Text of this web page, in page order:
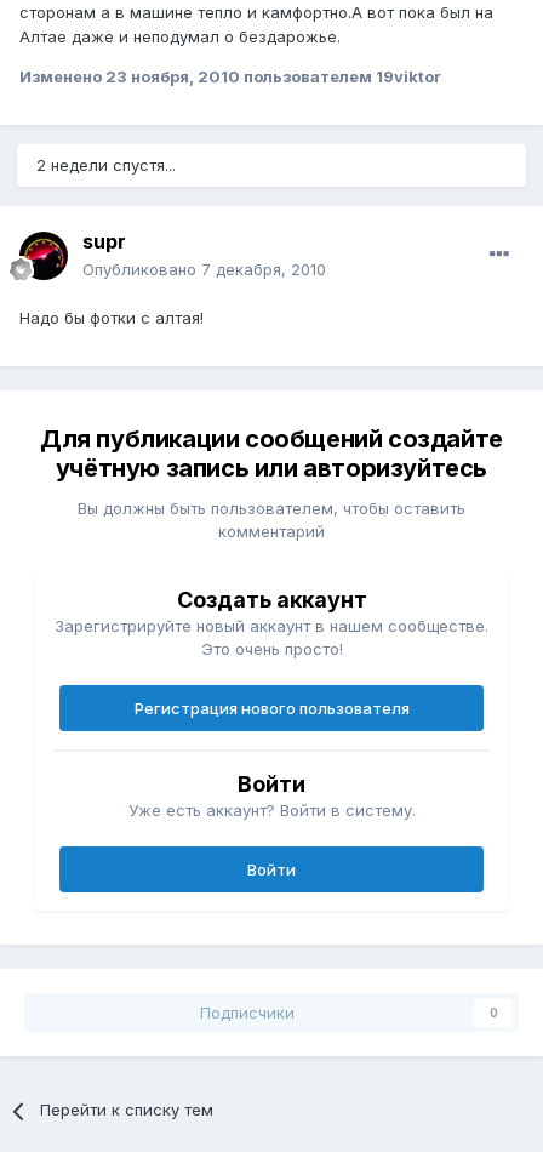
сторонам а в машине тепло и камфортно.А вот пока был на
Алтае даже и неподумал о бездарожье.
Изменено 23 ноября, 2010 пользователем 19viktor
2 недели спустя...
supr
Опубликовано 7 декабря, 2010
Надо бы фотки с алтая!
Для публикации сообщений создайте
учётную запись или авторизуйтесь
Вы должны быть пользователем, чтобы оставить
комментарий
Создать аккаунт
Зарегистрируйте новый аккаунт в нашем сообществе.
Это очень просто!
Регистрация нового пользователя
Войти
Уже есть аккаунт? Войти в систему.
Войти
Подписчики 0
Перейти к списку тем